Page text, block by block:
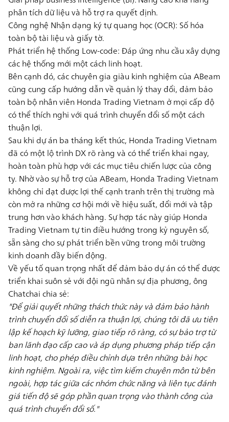
phân tích dữ liệu và hỗ trợ ra quyết định.
Công nghệ Nhận dạng ký tự quang học (OCR): Số hóa
toàn bộ tài liệu và giấy tờ.
Phát triển hệ thống Low-code:Đáp ứng nhu cầu xây dựng
các hệ thống mới một cách linh hoạt.
Bên cạnh đó, các chuyên gia giàu kinh nghiệm của ABeam
cũng cung cấp hướng dẫn về quản lý thay đổi, đảm bảo
toàn bộ nhân viên Honda Trading Vietnam ở mọi cấp độ
có thể thích nghi với quá trình chuyển đổi số một cách
thuận lợi.
Sau khi dự án ba tháng kết thúc, Honda Trading Vietnam
đã có một lộ trình DX rõ ràng và có thể triển khai ngay,
hoàn toàn phù hợp với các mục tiêu chiến lược của công
ty. Nhờ vào sự hỗ trợ của ABeam, Honda Trading Vietnam
không chỉ đạt được lợi thế cạnh tranh trên thị trường mà
còn mở ra những cơ hội mới về hiệu suất, đổi mới và tập
trung hơn vào khách hàng. Sự hợp tác này giúp Honda
Trading Vietnam tự tin điều hướng trong kỷ nguyên số,
sẵn sàng cho sự phát triển bền vững trong môi trường
kinh doanh đầy biến động.
Về yếu tố quan trọng nhất để đảm bảo dự án có thể được
triển khai suôn sẻ với đội ngũ nhân sự địa phương, ông
Chatchai chia sẻ:
"Để giải quyết những thách thức này và đảm bảo hành
trình chuyển đổi số diễn ra thuận lợi, chúng tôi đã ưu tiên
lập kế hoạch kỹ lưỡng, giao tiếp rõ ràng, có sự bảo trợ từ
ban lãnh đạo cấp cao và áp dụng phương pháp tiếp cận
linh hoạt, cho phép điều chỉnh dựa trên những bài học
kinh nghiệm. Ngoài ra, việc tìm kiếm chuyên môn từ bên
ngoài, hợp tác giữa các nhóm chức năng và liên tục đánh
giá tiến độ sẽ góp phần quan trọng vào thành công của
quá trình chuyển đổi số."